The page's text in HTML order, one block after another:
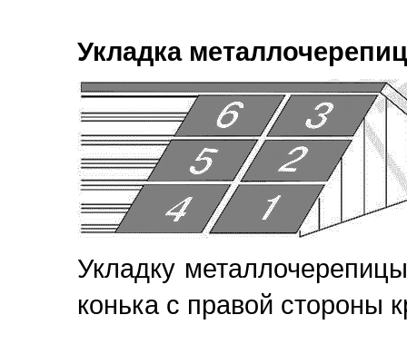
Укладка
Укладку
конька с правой стороны